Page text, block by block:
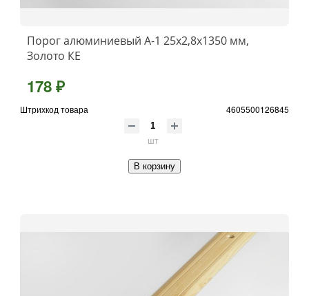
Порог алюминиевый А-1 25x2,8x1350 мм,
Золото КЕ
178 ₽
Штрихкод товара 4605500126845
шт
В корзину